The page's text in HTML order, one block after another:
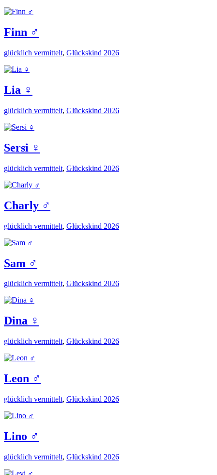
Finn ♂️
glücklich vermittelt, Glückskind 2026
Lia ♀️
glücklich vermittelt, Glückskind 2026
Sersi ♀️
glücklich vermittelt, Glückskind 2026
Charly ♂️
glücklich vermittelt, Glückskind 2026
Sam ♂️
glücklich vermittelt, Glückskind 2026
Dina ♀️
glücklich vermittelt, Glückskind 2026
Leon ♂️
glücklich vermittelt, Glückskind 2026
Lino ♂️
glücklich vermittelt, Glückskind 2026